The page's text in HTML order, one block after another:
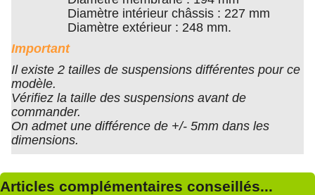
Diamètre intérieur châssis : 227 mm
Diamètre extérieur : 248 mm.
Important
Il existe 2 tailles de suspensions différentes pour ce
modèle.
Vérifiez la taille des suspensions avant de
commander.
On admet une différence de +/- 5mm dans les
dimensions.
Articles complémentaires conseillés...